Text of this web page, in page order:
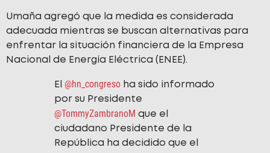
Umaña agregó que la medida es considerada
adecuada mientras se buscan alternativas para
enfrentar la situación financiera de la Empresa
Nacional de Energía Eléctrica (ENEE).
El @hn_congreso ha sido informado
por su Presidente
@TommyZambranoM que el
ciudadano Presidente de la
República ha decidido que el